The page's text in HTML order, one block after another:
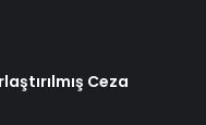
Ceza